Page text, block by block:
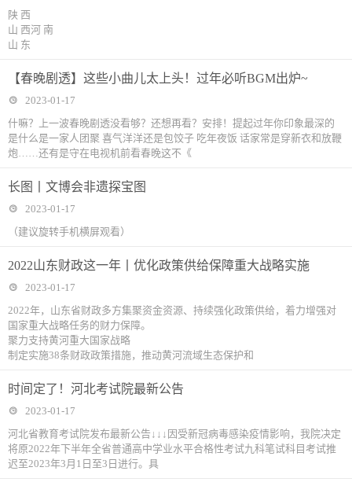
陕 西
山 西河 南
山 东
【春晚剧透】这些小曲儿太上头！过年必听BGM出炉~
2023-01-17
什嘛？上一波春晚剧透没看够？还想再看？安排！提起过年你印象最深的
是什么是一家人团聚 喜气洋洋还是包饺子 吃年夜饭 话家常是穿新衣和放鞭
炮……还有是守在电视机前看春晚这不《
长图丨文博会非遗探宝图
2023-01-17
（建议旋转手机横屏观看）
2022山东财政这一年丨优化政策供给保障重大战略实施
2023-01-17
2022年，山东省财政多方集聚资金资源、持续强化政策供给，着力增强对
国家重大战略任务的财力保障。
聚力支持黄河重大国家战略
制定实施38条财政政策措施，推动黄河流域生态保护和
时间定了！河北考试院最新公告
2023-01-17
河北省教育考试院发布最新公告↓↓↓因受新冠病毒感染疫情影响，我院决定
将原2022年下半年全省普通高中学业水平合格性考试九科笔试科目考试推
迟至2023年3月1日至3日进行。具